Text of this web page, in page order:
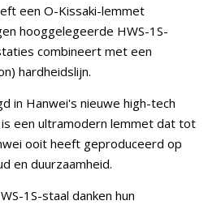
een O-Kissaki-lemmet
hooggelegeerde HWS-1S-
combineert met een
hardheidslijn.
in Hanwei's nieuwe high-tech
een ultramodern lemmet dat tot
ooit heeft geproduceerd op
en duurzaamheid.
1S-staal danken hun